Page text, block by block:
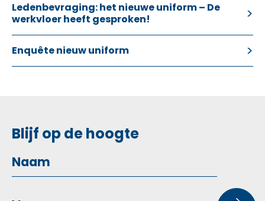
Ledenbevraging: het nieuwe uniform – De
werkvloer heeft gesproken!
Enquête nieuw uniform
Blijf op de hoogte